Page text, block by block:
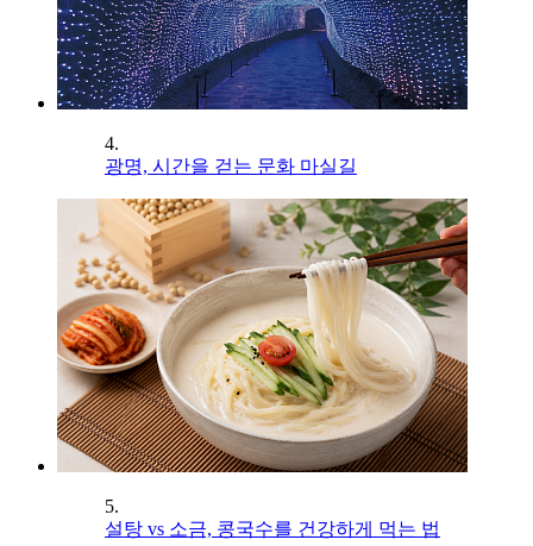
4.
광명, 시간을 걷는 문화 마실길
5.
설탕 vs 소금, 콩국수를 건강하게 먹는 법